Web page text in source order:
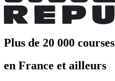
Plus de 20 000 courses
en France et ailleurs